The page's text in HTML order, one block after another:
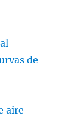
de
aire